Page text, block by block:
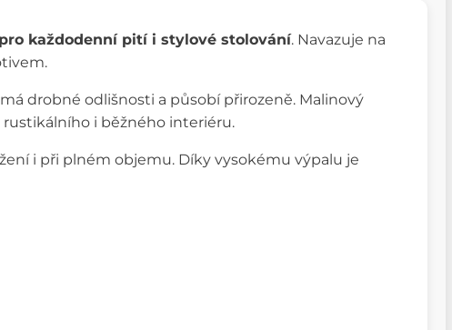
každodenní pití i stylové stolování. Navazuje na
drobné odlišnosti a působí přirozeně. Malinový
i běžného interiéru.
i při plném objemu. Díky vysokému výpalu je